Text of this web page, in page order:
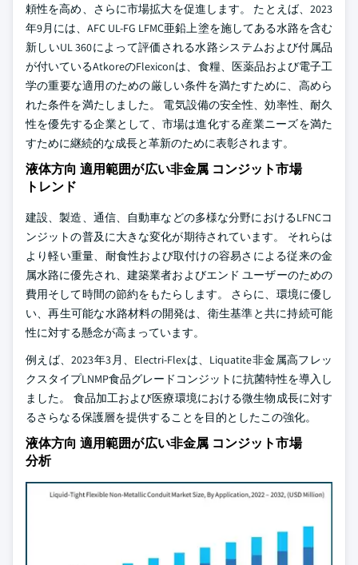
頼性を高め、さらに市場拡大を促進します。 たとえば、2023
年9月には、AFC UL-FG LFMC亜鉛上塗を施してある水路を含む
新しいUL 360によって評価される水路システムおよび付属品
が付いているAtkoreのFlexiconは、食糧、医薬品および電子工
学の重要な適用のための厳しい条件を満たすために、高めら
れた条件を満たしました。 電気設備の安全性、効率性、耐久
性を優先する企業として、市場は進化する産業ニーズを満た
すために継続的な成長と革新のために表彰されます。
液体方向 適用範囲が広い非金属 コンジット市場
トレンド
建設、製造、通信、自動車などの多様な分野におけるLFNCコ
ンジットの普及に大きな変化が期待されています。 それらは
より軽い重量、耐食性および取付けの容易さによる従来の金
属水路に優先され、建築業者およびエンド ユーザーのための
費用そして時間の節約をもたらします。 さらに、環境に優し
い、再生可能な水路材料の開発は、衛生基準と共に持続可能
性に対する懸念が高まっています。
例えば、2023年3月、Electri-Flexは、Liquatite非金属高フレッ
クスタイプLNMP食品グレードコンジットに抗菌特性を導入し
ました。 食品加工および医療環境における微生物成長に対す
るさらなる保護層を提供することを目的としたこの強化。
液体方向 適用範囲が広い非金属 コンジット市場
分析